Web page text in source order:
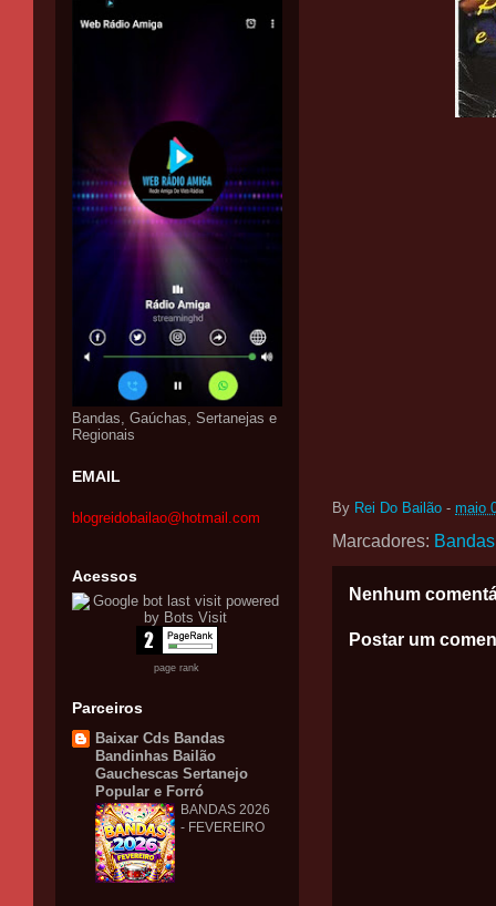
By Rei Do Bailão - maio
Marcadores: Bandas
Nenhum
Postar um
Bandas, Gaúchas, Sertanejas e
Regionais
EMAIL
blogreidobailao@hotmail.com
Acessos
page rank
Parceiros
Baixar Cds Bandas
Bandinhas Bailão
Gauchescas Sertanejo
Popular e Forró
BANDAS 2026
- FEVEREIRO